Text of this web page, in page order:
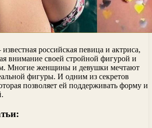
российская певица и актриса,
внимание своей стройной фигурой и
Многие женщины и девушки мечтают
фигуры. И одним из секретов
позволяет ей поддерживать форму и